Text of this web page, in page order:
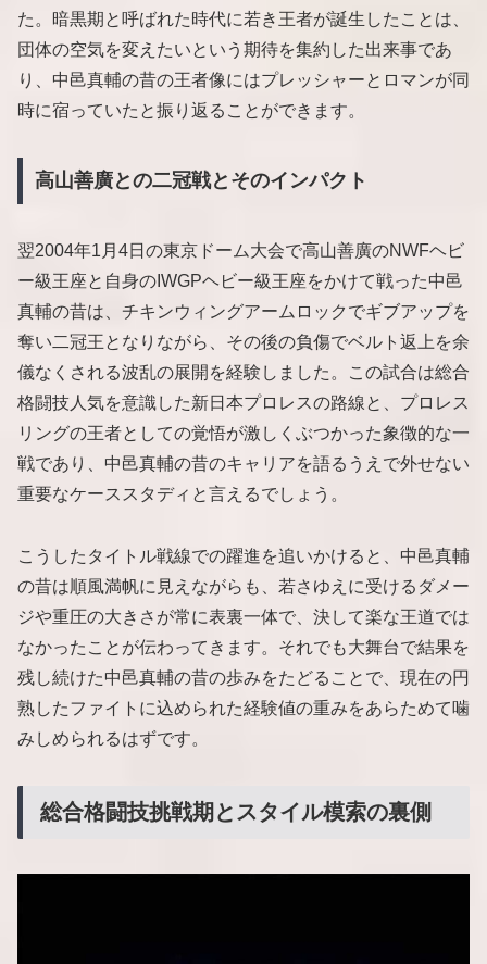
た。暗黒期と呼ばれた時代に若き王者が誕生したことは、
団体の空気を変えたいという期待を集約した出来事であ
り、中邑真輔の昔の王者像にはプレッシャーとロマンが同
時に宿っていたと振り返ることができます。
高山善廣との二冠戦とそのインパクト
翌2004年1月4日の東京ドーム大会で高山善廣のNWFヘビ
ー級王座と自身のIWGPヘビー級王座をかけて戦った中邑
真輔の昔は、チキンウィングアームロックでギブアップを
奪い二冠王となりながら、その後の負傷でベルト返上を余
儀なくされる波乱の展開を経験しました。この試合は総合
格闘技人気を意識した新日本プロレスの路線と、プロレス
リングの王者としての覚悟が激しくぶつかった象徴的な一
戦であり、中邑真輔の昔のキャリアを語るうえで外せない
重要なケーススタディと言えるでしょう。
こうしたタイトル戦線での躍進を追いかけると、中邑真輔
の昔は順風満帆に見えながらも、若さゆえに受けるダメー
ジや重圧の大きさが常に表裏一体で、決して楽な王道では
なかったことが伝わってきます。それでも大舞台で結果を
残し続けた中邑真輔の昔の歩みをたどることで、現在の円
熟したファイトに込められた経験値の重みをあらためて噛
みしめられるはずです。
総合格闘技挑戦期とスタイル模索の裏側